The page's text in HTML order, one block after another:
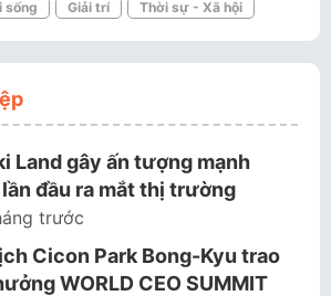
sống Giải trí Thời sự - Xã hội
Land gây ấn tượng mạnh
đầu ra mắt thị trường
trước
Cicon Park Bong-Kyu trao
WORLD CEO SUMMIT